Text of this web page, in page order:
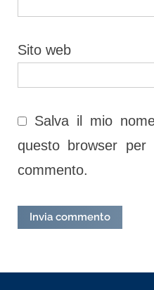
Sito web
Salva il mio
questo browser
commento.